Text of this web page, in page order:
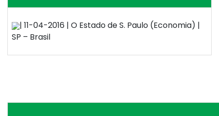
| 11-04-2016 | O Estado de S. Paulo (Economia) |
SP – Brasil